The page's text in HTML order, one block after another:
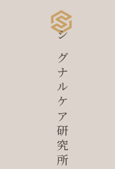
シグナルケア研究所